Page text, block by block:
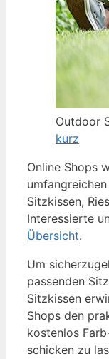
Outdoor
kurz
Online Shops
Sitzkissen,
Interessierte
Übersicht.
Um
passenden
Sitzkissen
Shops den
kostenlos
schicken zu